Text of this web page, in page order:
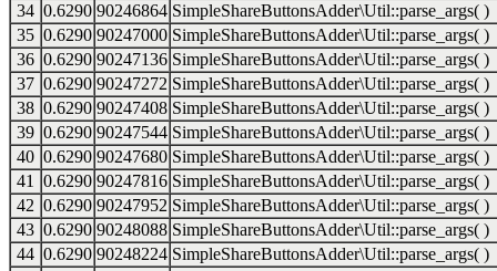
34 0.6290 90246864 SimpleShareButtonsAdder\Util::parse_args( )
35 0.6290 90247000 SimpleShareButtonsAdder\Util::parse_args( )
36 0.6290 90247136 SimpleShareButtonsAdder\Util::parse_args( )
37 0.6290 90247272 SimpleShareButtonsAdder\Util::parse_args( )
38 0.6290 90247408 SimpleShareButtonsAdder\Util::parse_args( )
39 0.6290 90247544 SimpleShareButtonsAdder\Util::parse_args( )
40 0.6290 90247680 SimpleShareButtonsAdder\Util::parse_args( )
41
0.6290 90247816 SimpleShareButtonsAdder\Util::parse_args( )
42 0.6290 90247952 SimpleShareButtonsAdder\Util::parse_args( )
43 0.6290 90248088 SimpleShareButtonsAdder\Util::parse_args( )
44 0.6290 90248224 SimpleShareButtonsAdder\Util::parse_args( )